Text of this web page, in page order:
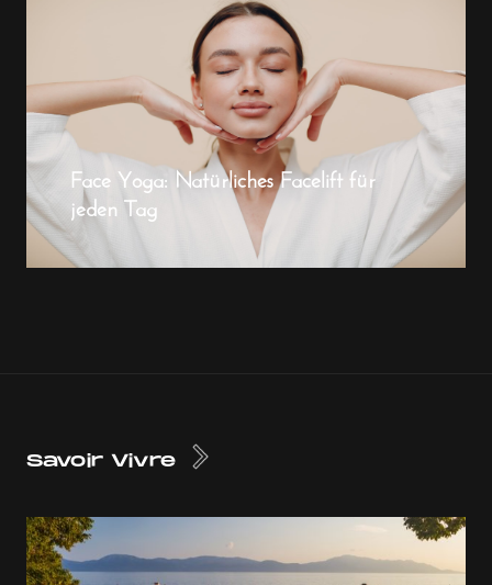
Face Yoga: Natürliches Facelift für
jeden Tag
Savoir Vivre